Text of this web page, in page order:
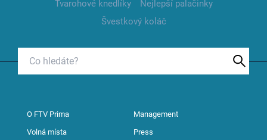
Tvarohové knedlíky
Nejlepší palačinky
Švestkový koláč
O FTV Prima Management
Volná místa Press